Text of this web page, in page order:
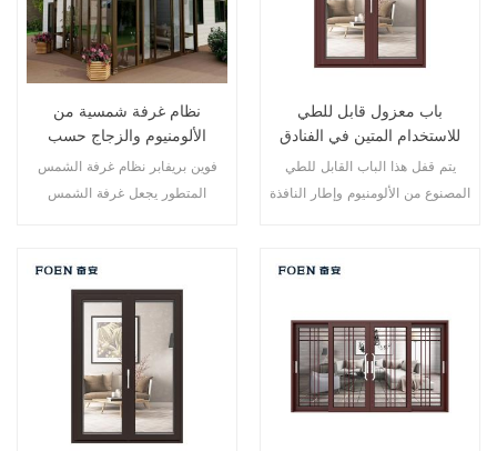
نظام غرفة شمسية من
الألومنيوم والزجاج حسب
الطلب
فوين بريفابر نظام غرفة الشمس
المتطور يجعل غرفة الشمس
باب معزول قابل للطي
للاستخدام المتين في الفنادق
المطلة على البحر
يتم قفل هذا الباب القابل للطي
المصنوع من الألومنيوم وإطار النافذة
مختلفة من الأبواب لتلبية الاحتياجات